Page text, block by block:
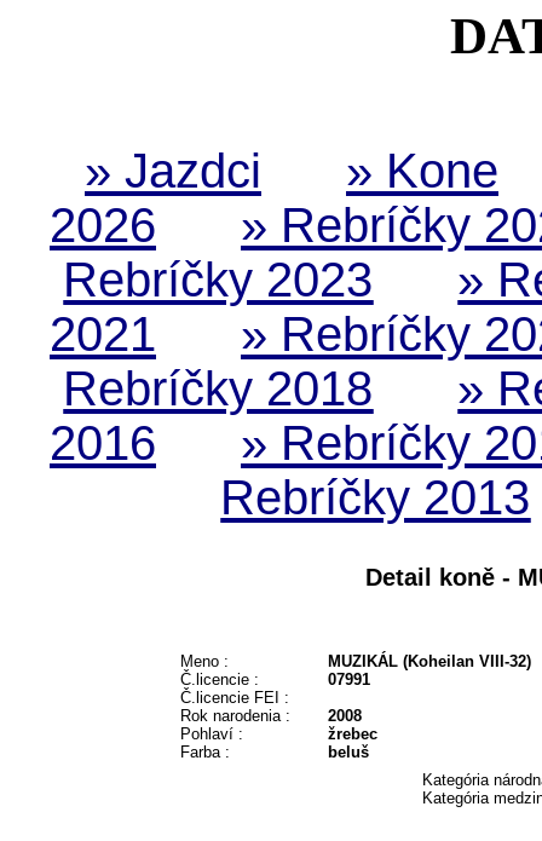
» Jazdci
» Kone
2026
» Rebríčky
Rebríčky 2023
»
2021
» Rebríčky
Rebríčky 2018
»
2016
» Rebríčky
Rebríčky 2013
Detail koně -
Meno :
Č.licencie :
Č.licencie FEI :
Rok narodenia :
Pohlaví :
Farba :
MUZIKÁL (Koheilan VIII-32)
07991
2008
žrebec
beluš
Kategória
Kategória